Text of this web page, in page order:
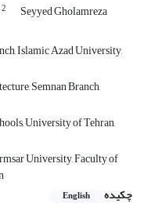
2 Seyyed Gholamreza
Islamic Azad University,
Semnan Branch,
University of Tehran,
University, Faculty of
چکیده
English